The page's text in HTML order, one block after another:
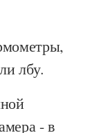
лбу.
- в